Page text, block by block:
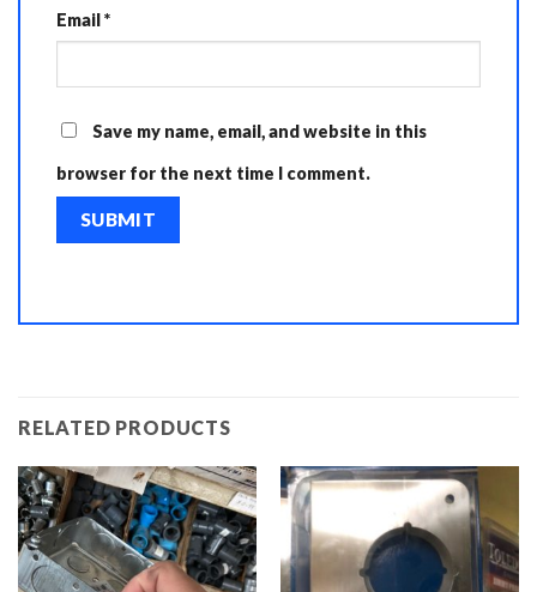
Email*
Save my name, email, and website in this
browser for the next time I comment.
RELATED PRODUCTS